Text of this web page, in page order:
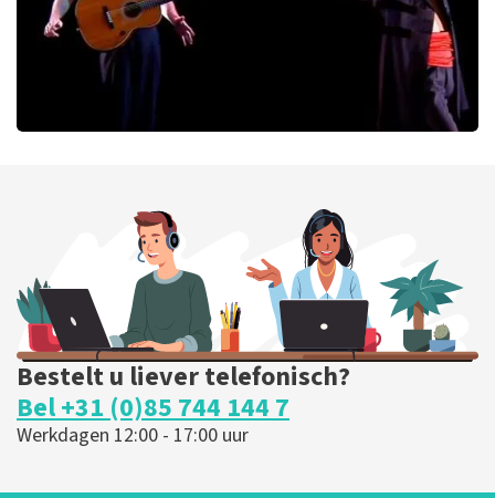
BESTEL NU
Bestelt u liever telefonisch?
Bel +31 (0)85 744 144 7
Werkdagen 12:00 - 17:00 uur